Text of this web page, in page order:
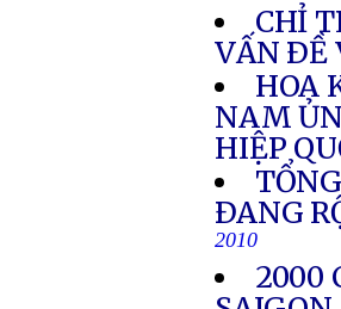
CHỈ
VẤN ÐỀ
HOA
NAM
HIỆP
ÐANG
2010
2000